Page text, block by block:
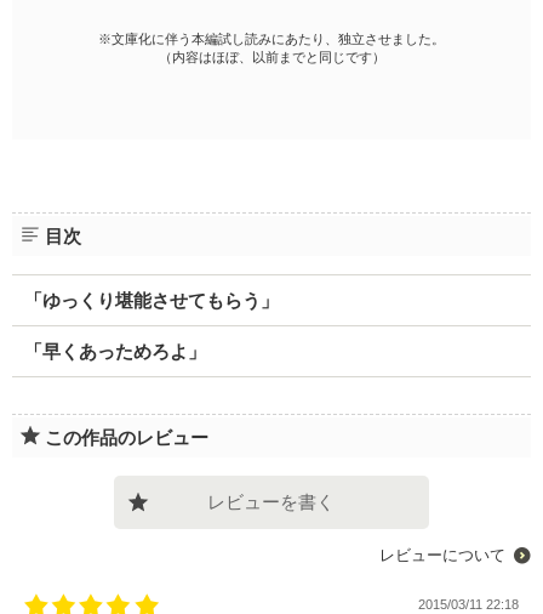
※文庫化に伴う本編試し読みにあたり、独立させました。
（内容はほぼ、以前までと同じです）
目次
「ゆっくり堪能させてもらう」
「早くあっためろよ」
この作品のレビュー
レビューを書く
レビューについて
2015/03/11 22:18